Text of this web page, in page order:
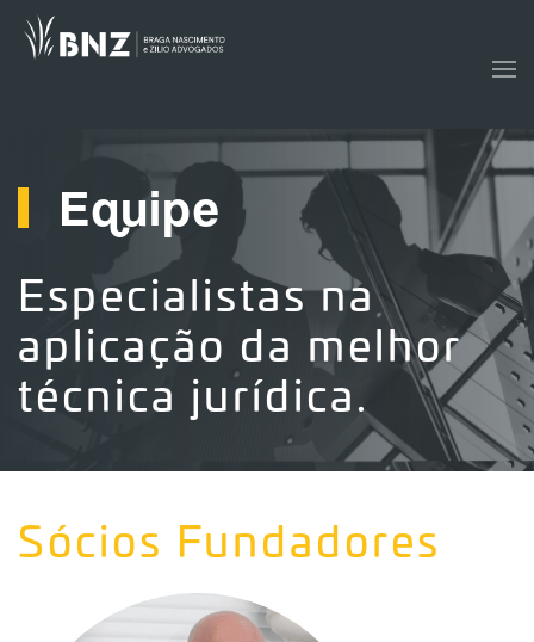
Equipe
Especialistas na
aplicação da melhor
técnica jurídica.
Sócios Fundadores